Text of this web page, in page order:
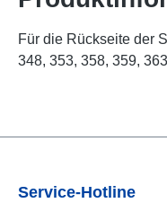
Für die Rückseite der
348, 353, 358, 359,
Service-Hotline